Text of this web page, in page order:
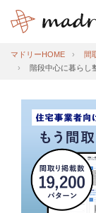
マドリーHOME
間
階段中心に暮らし